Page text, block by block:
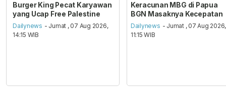
Burger King Pecat Karyawan
yang Ucap Free Palestine
Dailynews - Jumat , 07 Aug 2026,
14:15 WIB
Keracunan MBG di Papua
BGN Masaknya Kecepatan
Dailynews - Jumat , 07 Aug 2026,
11:15 WIB